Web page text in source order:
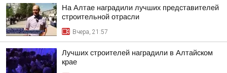
На Алтае наградили лучших представителей
строительной отрасли
Вчера, 21:57
Лучших строителей наградили в Алтайском
крае